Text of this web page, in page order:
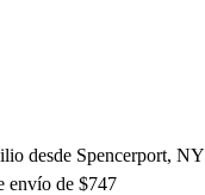
desde Spencerport, NY
envío de $747